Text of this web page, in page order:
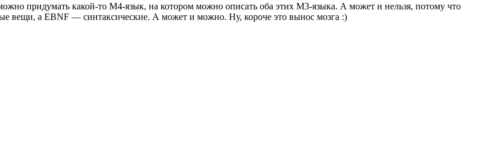
придумать какой-то M4-язык, на котором можно описать оба этих M3-языка. А может и нельзя, потому что
вещи, а EBNF — синтаксические. А может и можно. Ну, короче это вынос мозга :)